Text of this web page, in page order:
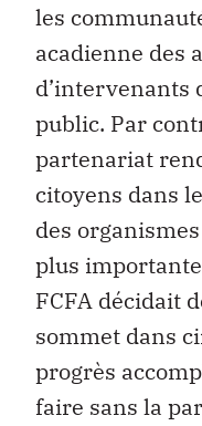
les
acadienne des
d’intervenants
public. Par
partenariat
citoyens dans
des
plus
FCFA décidait
sommet dans
progrès
faire sans la